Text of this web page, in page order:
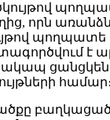
որն
պողպատե
ցանցկեն
համար։
բաղկացած